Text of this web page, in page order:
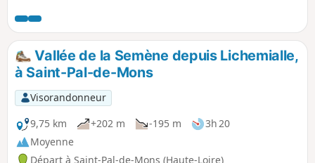
Cartaires et son oratoire dédié à la Vierge.
Vallée de la Semène depuis Lichemialle,
à Saint-Pal-de-Mons
Visorandonneur
9,75 km
+202 m -195 m
3h 20
Moyenne
Départ à Saint-Pal-de-Mons (Haute-Loire)